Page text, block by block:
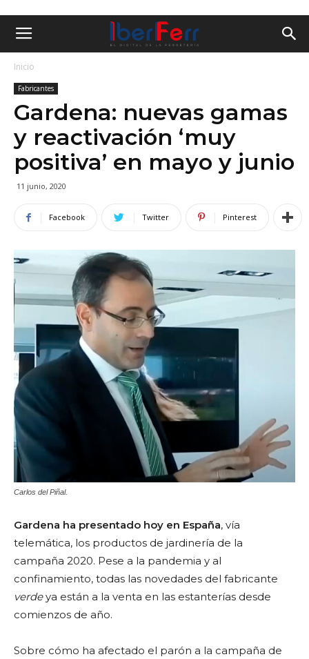
Inicio
Fabricantes
Gardena: nuevas gamas
y reactivación ‘muy
positiva’ en mayo y junio
11 junio, 2020
Facebook Twitter Pinterest
Carlos del Piñal.
Gardena ha presentado hoy en España, vía
telemática, los productos de jardinería de la
campaña 2020. Pese a la pandemia y al
confinamiento, todas las novedades del fabricante
verdeya están a la venta en las estanterías desde
comienzos de año.
Sobre cómo ha afectado el parón a la campaña de